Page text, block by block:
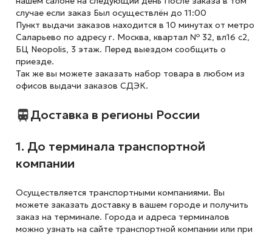
случае если заказ Был осуществлён до 11:00
Пункт выдачи заказов находится в 10 минутах от метро
Саларьево по адресу г. Москва, квартал № 32, вл16 с2,
БЦ Neopolis, 3 этаж. Перед выездом сообщить о
приезде.
Так же вы можете заказать набор товара в любом из
офисов выдачи заказов СДЭК.
Доставка в регионы России
1. До терминала транспортной
компании
Осуществляется транспортными компаниями. Вы
можете заказать доставку в вашем городе и получить
заказ на терминале. Города и адреса терминалов
можно узнать на сайте транспортной компании или при